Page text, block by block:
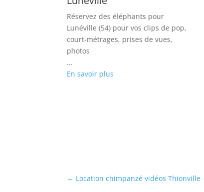
Réservez des éléphants pour
Lunéville (54) pour vos clips de pop,
court-métrages, prises de vues,
photos
...
En savoir plus
← Location chimpanzé vidéos Thionville